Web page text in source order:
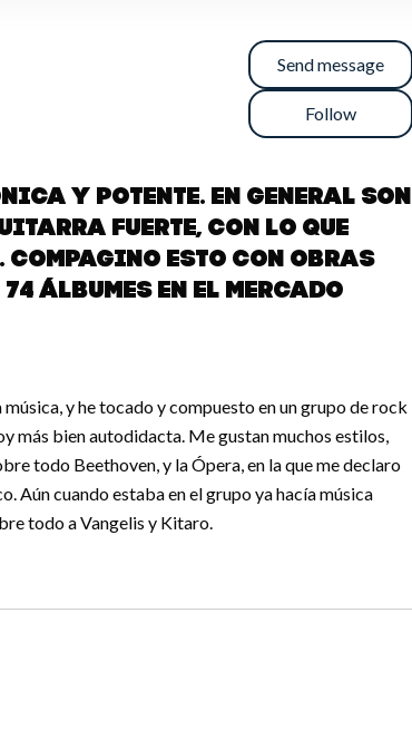
Send message
Follow
y potente. En general son
fuerte, con lo que
Compagino esto con obras
álbumes en el mercado
y he tocado y compuesto en un grupo de rock
más bien autodidacta. Me gustan muchos estilos,
todo Beethoven, y la Ópera, en la que me declaro
Aún cuando estaba en el grupo ya hacía música
todo a Vangelis y Kitaro.